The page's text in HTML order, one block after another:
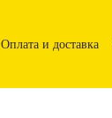
Оплата и доставка